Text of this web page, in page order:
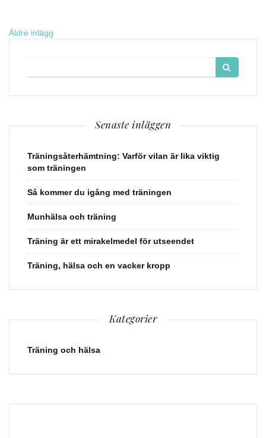
Inläggsnavigering
Äldre inlägg
Senaste inläggen
Träningsåterhämtning: Varför vilan är lika viktig
som träningen
Så kommer du igång med träningen
Munhälsa och träning
Träning är ett mirakelmedel för utseendet
Träning, hälsa och en vacker kropp
Kategorier
Träning och hälsa